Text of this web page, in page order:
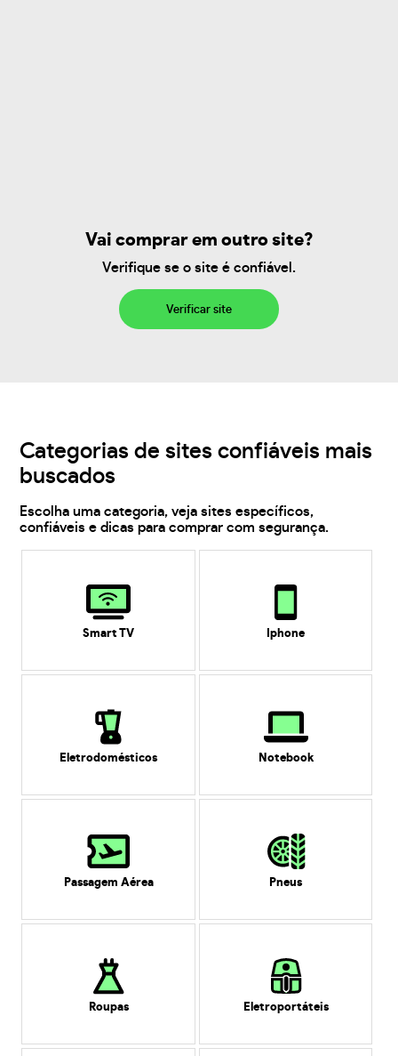
Vai comprar em outro site?
Verifique se o site é confiável.
Verificar site
Categorias de sites confiáveis mais
buscados
Escolha uma categoria, veja sites específicos,
confiáveis e dicas para comprar com segurança.
Smart TV Iphone
Eletrodomésticos Notebook
Passagem Aérea Pneus
Roupas Eletroportáteis